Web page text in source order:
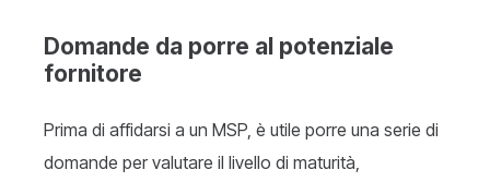
Domande da porre al potenziale
fornitore
Prima di affidarsi a un MSP, è utile porre una serie di
domande per valutare il livello di maturità,